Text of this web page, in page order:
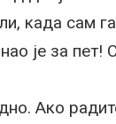
када сам
је за пет!
Ако